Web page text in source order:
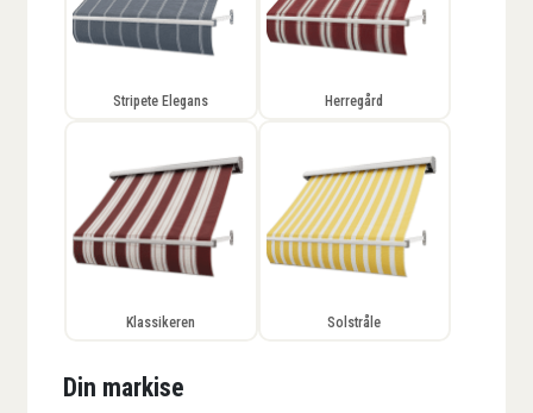
Stripete Elegans Herregård
Klassikeren Solstråle
Din markise